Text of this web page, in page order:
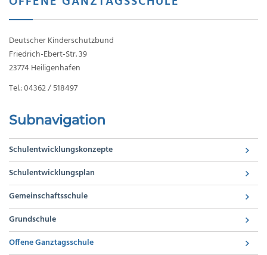
Deutscher Kinderschutzbund
Friedrich-Ebert-Str. 39
23774 Heiligenhafen
Tel.: 04362 / 518497
Subnavigation
Schulentwicklungskonzepte
Schulentwicklungsplan
Gemeinschaftsschule
Grundschule
Offene Ganztagsschule